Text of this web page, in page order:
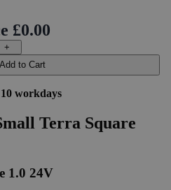
£0.00
+
Add to Cart
workdays
Terra Square
1.0 24V